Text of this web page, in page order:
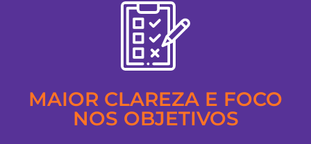
MAIOR CLAREZA E FOCO
NOS OBJETIVOS